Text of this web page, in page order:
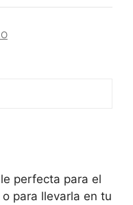
perfecta para el
para llevarla en tu